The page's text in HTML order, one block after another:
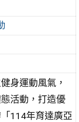
身運動風氣，
活動，打造優
114年育達廣亞